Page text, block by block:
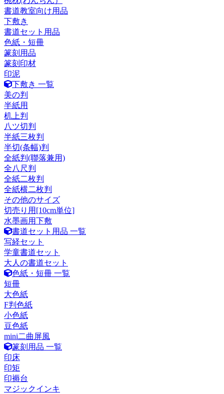
書道教室向け用品
下敷き
書道セット用品
色紙・短冊
篆刻用品
篆刻印材
印泥
下敷き 一覧
美の判
半紙用
机上判
八ツ切判
半紙三枚判
半切(条幅)判
全紙判(聯落兼用)
全八尺判
全紙二枚判
全紙横二枚判
その他のサイズ
切売り用[10cm単位]
水墨画用下敷
書道セット用品 一覧
写経セット
学童書道セット
大人の書道セット
色紙・短冊 一覧
短冊
大色紙
F判色紙
小色紙
豆色紙
mini二曲屏風
篆刻用品 一覧
印床
印矩
印褥台
マジックインキ